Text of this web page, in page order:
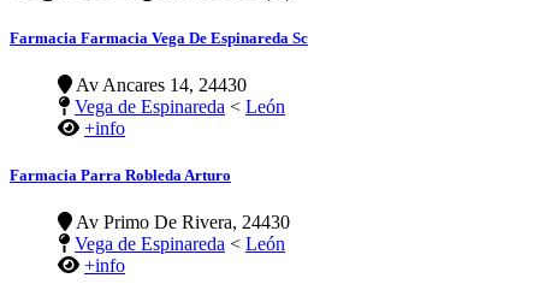
Farmacia Farmacia Vega De Espinareda Sc
Av Ancares 14, 24430
Vega de Espinareda < León
+info
Farmacia Parra Robleda Arturo
Av Primo De Rivera, 24430
Vega de Espinareda < León
+info